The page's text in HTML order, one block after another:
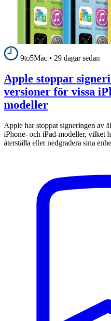
9to5Mac • 29 dagar sedan
Apple stoppar
versioner för vissa
modeller
Apple har stoppat signeringen av
iPhone- och iPad-modeller, vilket
återställa eller nedgradera sina